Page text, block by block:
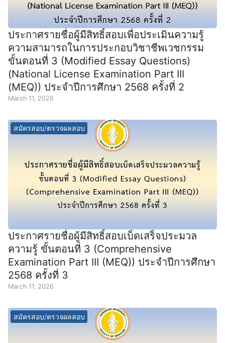
ประกาศรายชื่อผู้มีสิทธิ์สอบเพื่อประเมินความรู้
ความสามารถในการประกอบวิชาชีพเวชกรรม
ขั้นตอนที่ 3 (Modified Essay Questions)
(National License Examination Part III
(MEQ)) ประจำปีการศึกษา 2568 ครั้งที่ 2
March 11, 2026
สมัครสอบ/ตรวจผลสอบ
ประกาศรายชื่อผู้มีสิทธิ์สอบเบ็ดเสร็จประมวล
ความรู้ ขั้นตอนที่ 3 (Comprehensive
Examination Part III (MEQ)) ประจำปีการศึกษา
2568 ครั้งที่ 3
March 11, 2026
สมัครสอบ/ตรวจผลสอบ